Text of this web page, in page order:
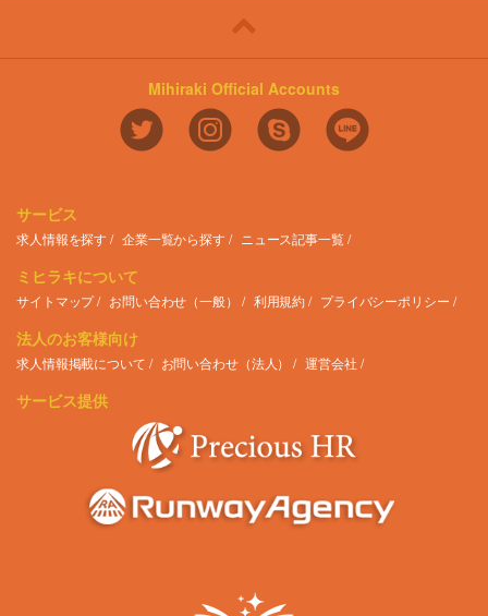
Mihiraki Official Accounts
サービス
求人情報を探す 企業一覧から探す ニュース記事一覧
ミヒラキについて
サイトマップ お問い合わせ（一般） 利用規約 プライバシーポリシー
法人のお客様向け
求人情報掲載について お問い合わせ（法人） 運営会社
サービス提供